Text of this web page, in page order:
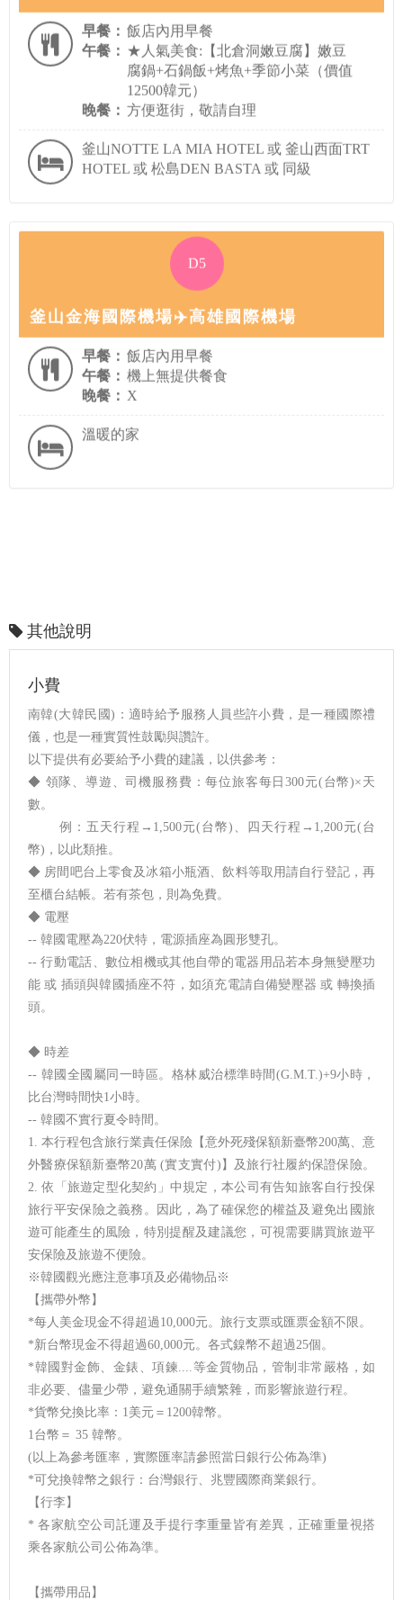
早餐： 飯店內用早餐
午餐： ★人氣美食:【北倉洞嫩豆腐】嫩豆
腐鍋+石鍋飯+烤魚+季節小菜（價值
12500韓元）
晚餐： 方便逛街，敬請自理
釜山NOTTE LA MIA HOTEL 或 釜山西面TRT
HOTEL 或 松島DEN BASTA 或 同級
D5
釜山金海國際機場✈️高雄國際機場
早餐： 飯店內用早餐
午餐： 機上無提供餐食
晚餐： X
溫暖的家
其他說明
小費
南韓(大韓民國)：適時給予服務人員些許小費，是一種國際禮
儀，也是一種實質性鼓勵與讚許。
以下提供有必要給予小費的建議，以供參考：
◆ 領隊、導遊、司機服務費：每位旅客每日300元(台幣)×天
數。
例：五天行程→1,500元(台幣)、四天行程→1,200元(台
幣)，以此類推。
◆ 房間吧台上零食及冰箱小瓶酒、飲料等取用請自行登記，再
至櫃台結帳。若有茶包，則為免費。
◆ 電壓
-- 韓國電壓為220伏特，電源插座為圓形雙孔。
-- 行動電話、數位相機或其他自帶的電器用品若本身無變壓功
能 或 插頭與韓國插座不符，如須充電請自備變壓器 或 轉換插
頭。
◆ 時差
-- 韓國全國屬同一時區。格林威治標準時間(G.M.T.)+9小時，
比台灣時間快1小時。
-- 韓國不實行夏令時間。
1. 本行程包含旅行業責任保險【意外死殘保額新臺幣200萬、意
外醫療保額新臺幣20萬 (實支實付)】及旅行社履約保證保險。
2. 依「旅遊定型化契約」中規定，本公司有告知旅客自行投保
旅行平安保險之義務。因此，為了確保您的權益及避免出國旅
遊可能產生的風險，特別提醒及建議您，可視需要購買旅遊平
安保險及旅遊不便險。
※韓國觀光應注意事項及必備物品※
【攜帶外幣】
*每人美金現金不得超過10,000元。旅行支票或匯票金額不限。
*新台幣現金不得超過60,000元。各式鎳幣不超過25個。
*韓國對金飾、金錶、項鍊....等金質物品，管制非常嚴格，如
非必要、儘量少帶，避免通關手續繁雜，而影響旅遊行程。
*貨幣兌換比率：1美元＝1200韓幣。
1台幣＝ 35 韓幣。
(以上為參考匯率，實際匯率請參照當日銀行公佈為準)
*可兌換韓幣之銀行：台灣銀行、兆豐國際商業銀行。
【行李】
* 各家航空公司託運及手提行李重量皆有差異，正確重量視搭
乘各家航公司公佈為準。
【攜帶用品】